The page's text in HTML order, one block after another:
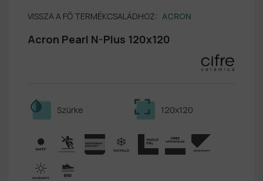
VISSZA A FŐ TERMÉKCSALÁDHOZ: ACRON
Acron Pearl N-Plus 120x120
120x120
Szürke